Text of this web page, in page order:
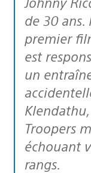
de 30
premier
est
un
Troopers
échouant
rangs.